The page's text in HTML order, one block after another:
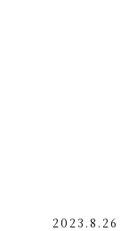
2023.8.26